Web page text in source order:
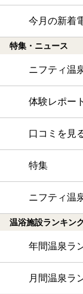
今月の新着
特集・ニュース
ニフティ温
体験レポート
口コミを見
特集
ニフティ温
温浴施設ランキン
年間温泉ラ
月間温泉ラ